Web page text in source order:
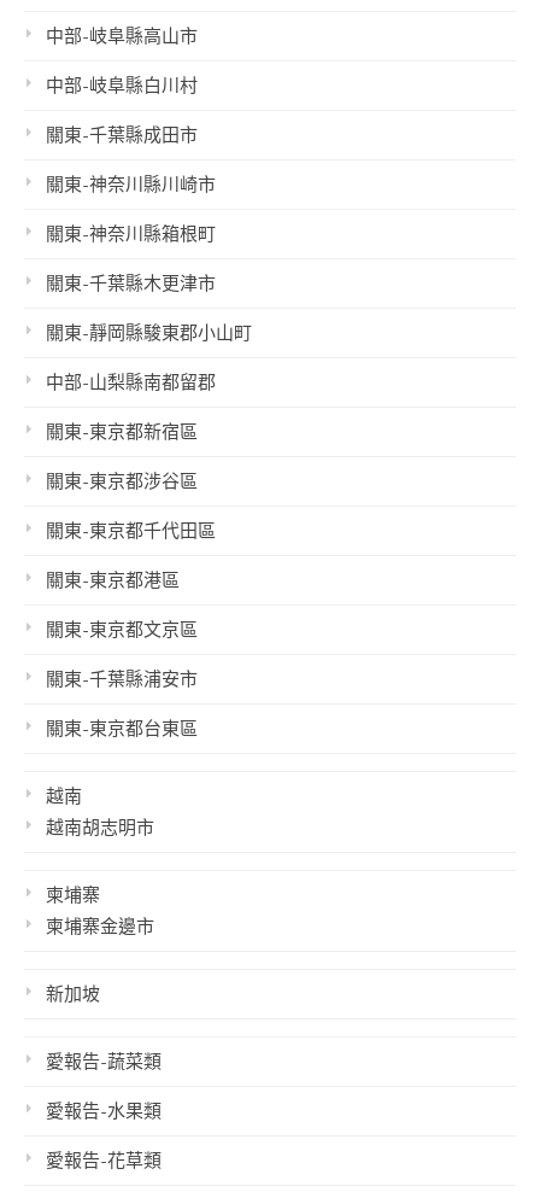
中部-岐阜縣高山市
中部-岐阜縣白川村
關東-千葉縣成田市
關東-神奈川縣川崎市
關東-神奈川縣箱根町
關東-千葉縣木更津市
關東-靜岡縣駿東郡小山町
中部-山梨縣南都留郡
關東-東京都新宿區
關東-東京都涉谷區
關東-東京都千代田區
關東-東京都港區
關東-東京都文京區
關東-千葉縣浦安市
關東-東京都台東區
越南
越南胡志明市
柬埔寨
柬埔寨金邊市
新加坡
愛報告-蔬菜類
愛報告-水果類
愛報告-花草類